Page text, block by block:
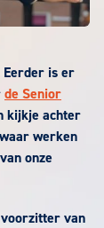
Eerder is er
de Senior
kijkje achter
werken
onze
van